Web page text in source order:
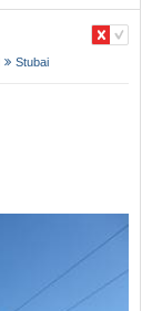
Stubai